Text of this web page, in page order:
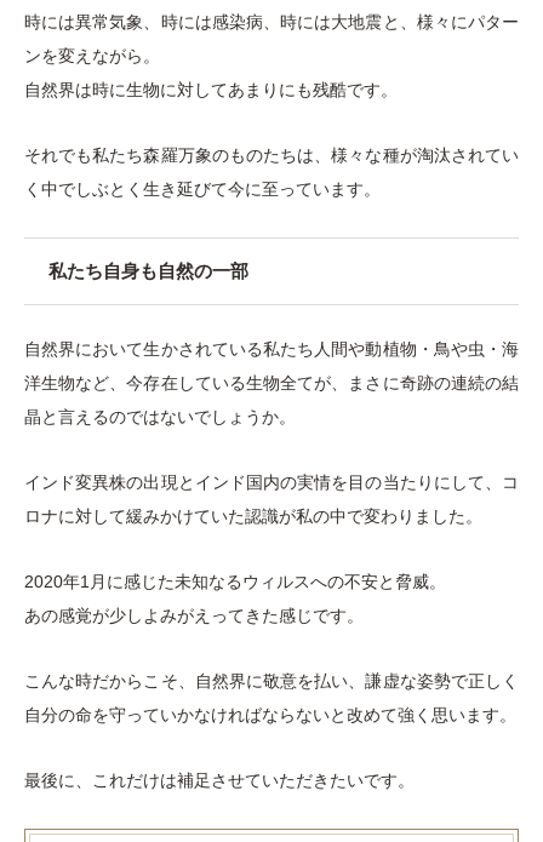
時には異常気象、時には感染病、時には大地震と、様々にパター
ンを変えながら。
自然界は時に生物に対してあまりにも残酷です。
それでも私たち森羅万象のものたちは、様々な種が淘汰されてい
く中でしぶとく生き延びて今に至っています。
私たち自身も自然の一部
自然界において生かされている私たち人間や動植物・鳥や虫・海
洋生物など、今存在している生物全てが、まさに奇跡の連続の結
晶と言えるのではないでしょうか。
インド変異株の出現とインド国内の実情を目の当たりにして、コ
ロナに対して緩みかけていた認識が私の中で変わりました。
2020年1月に感じた未知なるウィルスへの不安と脅威。
あの感覚が少しよみがえってきた感じです。
こんな時だからこそ、自然界に敬意を払い、謙虚な姿勢で正しく
自分の命を守っていかなければならないと改めて強く思います。
最後に、これだけは補足させていただきたいです。